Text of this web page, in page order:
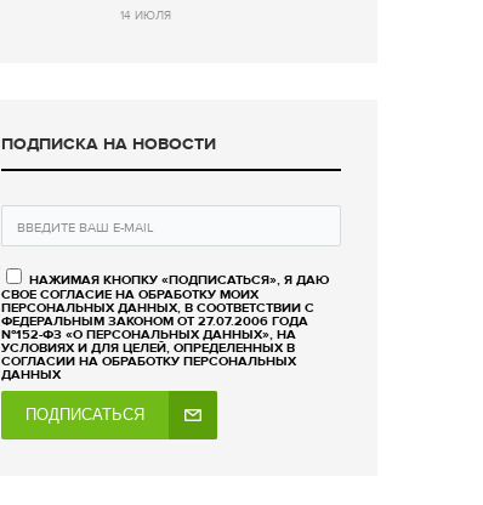
14 ИЮЛЯ
ПОДПИСКА НА НОВОСТИ
НАЖИМАЯ КНОПКУ «ПОДПИСАТЬСЯ», Я ДАЮ
СВОЕ СОГЛАСИЕ НА ОБРАБОТКУ МОИХ
ПЕРСОНАЛЬНЫХ ДАННЫХ, В СООТВЕТСТВИИ С
ФЕДЕРАЛЬНЫМ ЗАКОНОМ ОТ 27.07.2006 ГОДА
№152-ФЗ «О ПЕРСОНАЛЬНЫХ ДАННЫХ», НА
УСЛОВИЯХ И ДЛЯ ЦЕЛЕЙ, ОПРЕДЕЛЕННЫХ В
СОГЛАСИИ НА ОБРАБОТКУ ПЕРСОНАЛЬНЫХ
ДАННЫХ
ПОДПИСАТЬСЯ